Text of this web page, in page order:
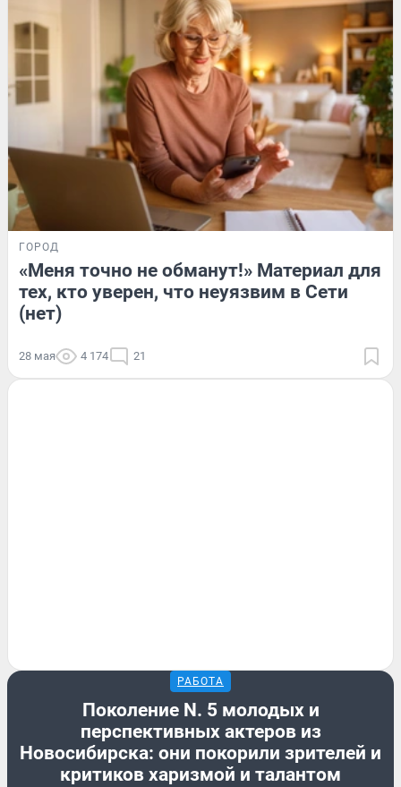
ГОРОД
«Меня точно не обманут!» Материал для
тех, кто уверен, что неуязвим в Сети
(нет)
28 мая 4 174 21
РАБОТА
Поколение N. 5 молодых и
перспективных актеров из
Новосибирска: они покорили зрителей и
критиков харизмой и талантом